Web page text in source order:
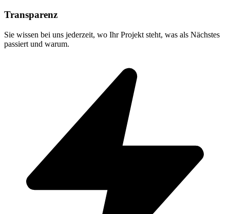
Transparenz
Sie wissen bei uns jederzeit, wo Ihr Projekt steht, was als Nächstes
passiert und warum.